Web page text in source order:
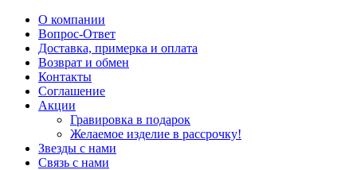
О компании
Вопрос-Ответ
Доставка, примерка и оплата
Возврат и обмен
Контакты
Соглашение
Акции
Гравировка в подарок
Желаемое изделие в рассрочку!
Звезды с нами
Связь с нами